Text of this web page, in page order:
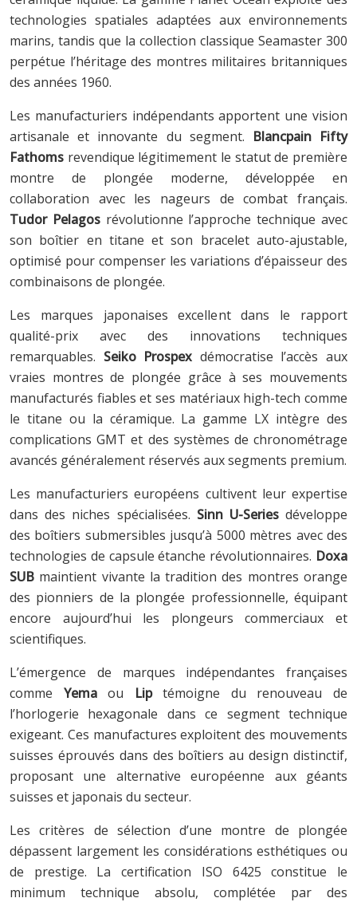
technologies spatiales adaptées aux environnements
marins, tandis que la collection classique Seamaster 300
perpétue l’héritage des montres militaires britanniques
des années 1960.
Les manufacturiers indépendants apportent une vision
artisanale et innovante du segment. Blancpain Fifty
Fathoms revendique légitimement le statut de première
montre de plongée moderne, développée en
collaboration avec les nageurs de combat français.
Tudor Pelagosrévolutionne l’approche technique avec
son boîtier en titane et son bracelet auto-ajustable,
optimisé pour compenser les variations d’épaisseur des
combinaisons de plongée.
Les marques japonaises excellent dans le rapport
qualité-prix avec des innovations techniques
remarquables. Seiko Prospex démocratise l’accès aux
vraies montres de plongée grâce à ses mouvements
manufacturés fiables et ses matériaux high-tech comme
le titane ou la céramique. La gamme LX intègre des
complications GMT et des systèmes de chronométrage
avancés généralement réservés aux segments premium.
Les manufacturiers européens cultivent leur expertise
dans des niches spécialisées. Sinn U-Seriesdéveloppe
des boîtiers submersibles jusqu’à 5000 mètres avec des
technologies de capsule étanche révolutionnaires. Doxa
SUB maintient vivante la tradition des montres orange
des pionniers de la plongée professionnelle, équipant
encore aujourd’hui les plongeurs commerciaux et
scientifiques.
L’émergence de marques indépendantes françaises
comme Yemaou Liptémoigne du renouveau de
l’horlogerie hexagonale dans ce segment technique
exigeant. Ces manufactures exploitent des mouvements
suisses éprouvés dans des boîtiers au design distinctif,
proposant une alternative européenne aux géants
suisses et japonais du secteur.
Les critères de sélection d’une montre de plongée
dépassent largement les considérations esthétiques ou
de prestige. La certification ISO 6425 constitue le
minimum technique absolu, complétée par des